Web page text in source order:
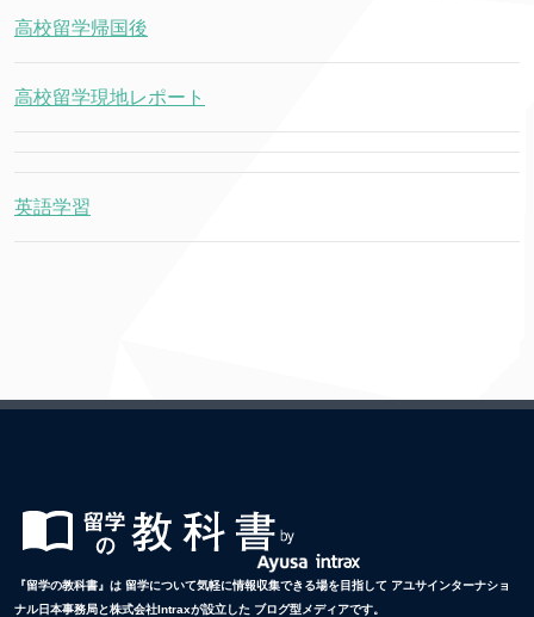
高校留学帰国後
高校留学現地レポート
英語学習
『留学の教科書』は 留学について気軽に情報収集できる場を目指して アユサインターナショ
ナル日本事務局と株式会社Intraxが設立した ブログ型メディアです。